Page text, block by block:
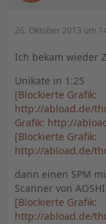
26. Oktober 2013 um
Ich bekam wieder
Unikate in 1:25
[Blockierte Grafik:
http://abload.de/
Grafik: http://
[Blockierte Grafik:
http://abload.de/
dann einen SPM
Scanner von
[Blockierte Grafik:
http://abload.de/